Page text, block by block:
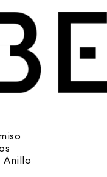
Anillo